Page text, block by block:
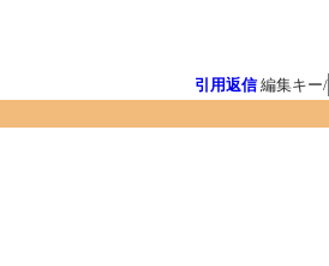
引用返信 編集キー/